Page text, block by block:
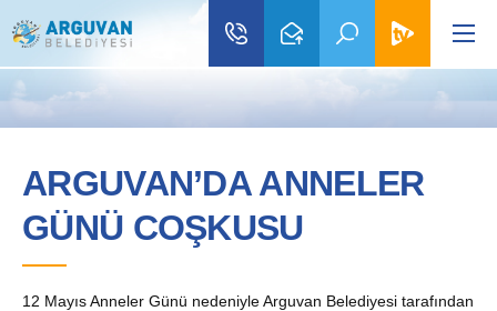
ARGUVAN’DA ANNELER
GÜNÜ COŞKUSU
12 Mayıs Anneler Günü nedeniyle Arguvan Belediyesi tarafından